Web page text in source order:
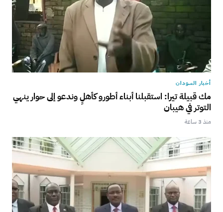
أخبار السودان
مك قبيلة تيرا: استقبلنا أبناء أطورو كأهلٍ وندعو إلى حوار ينهي
التوتر في هيبان
منذ 3 ساعة